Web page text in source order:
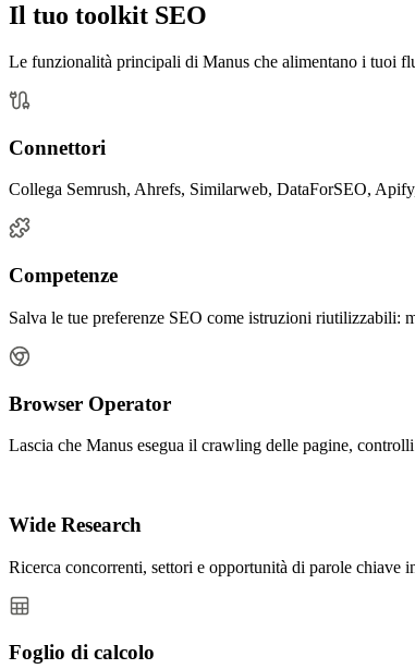
Il tuo toolkit SEO
Le funzionalità principali di Manus che alimentano i tuoi
Connettori
Collega Semrush, Ahrefs, Similarweb, DataForSEO,
Competenze
Salva le tue preferenze SEO come istruzioni riutilizzabili:
Browser Operator
Lascia che Manus esegua il crawling delle pagine,
Wide Research
Ricerca concorrenti, settori e opportunità di parole chiave
Foglio di calcolo